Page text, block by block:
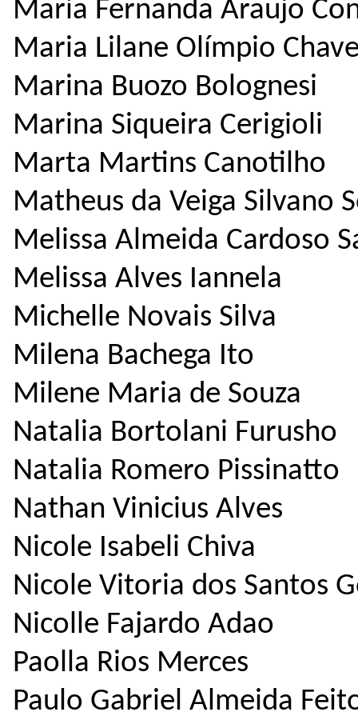
Maria Fernanda Araujo
Maria Lilane Olímpio
Marina Buozo Bolognesi
Marina Siqueira Cerigioli
Marta Martins Canotilho
Matheus da Veiga Silvano
Melissa Almeida Cardoso
Melissa Alves Iannela
Michelle Novais Silva
Milena Bachega Ito
Milene Maria de Souza
Natalia Bortolani Furusho
Natalia Romero Pissinatto
Nathan Vinicius Alves
Nicole Isabeli Chiva
Nicole Vitoria dos Santos
Nicolle Fajardo Adao
Paolla Rios Merces
Paulo Gabriel Almeida